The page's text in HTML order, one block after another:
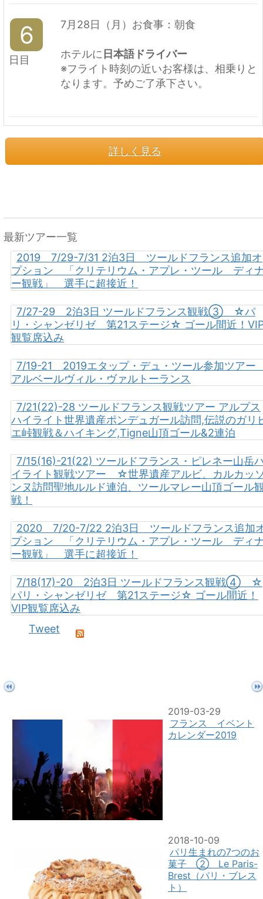
6
日目
7月28日（月）お食事：朝食
ホテルに 日本語ドライバー
※フライト時刻の近いお客様は、相乗りと
なります。予めご了承下さい。
詳しく見る
最新ツアー一覧
2019 7/29-7/31 2泊3日 ツールドフランス追加オ
プション 「クリテリウム・アプレ・ツール ディ
ー観戦」 選手に超接近！
7/27-29 2泊3日 ツールドフランス観戦③ ☆パ
リ・シャンゼリゼ 第21ステージ☆ ゴール間近！
観覧席込み
7/19-21 2019エタップ・デュ・ツール参加ツア
アルベールヴィル・ヴァルトーランス
7/21(22)-28 ツールドフランス観戦ツアー アルプス
ハイライト世界遺産ポンデュガール訪問,伝説のガリ
エ峠観戦＆ハイキング,Tigne山頂ゴール&2連泊
7/15(16)-21(22) ツールドフランス・ピレネー山岳
イライト観戦ツアー ☆世界遺産アルビ、カルカッ
ンヌ訪問聖地ルルド連泊、ツールマレー山頂ゴール
戦！
2020 7/20-7/22 2泊3日 ツールドフランス追加
プション 「クリテリウム・アプレ・ツール ディ
ー観戦」 選手に超接近！
7/18(17)-20 2泊3日 ツールドフランス観戦④ ☆
パリ・シャンゼリゼ 第21ステージ☆ ゴール間近！
VIP観覧席込み
Tweet
2019-03-29
フランス イベント
カレンダー2019
2018-10-09
パリ生まれの7つのお
菓子 ② Le Paris-
Brest（パリ・ブレス
ト）